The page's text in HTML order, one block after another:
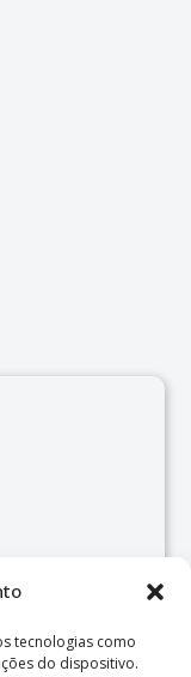
tecnologias como
do dispositivo.